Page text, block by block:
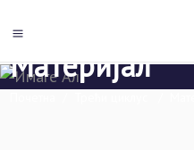
Материјал